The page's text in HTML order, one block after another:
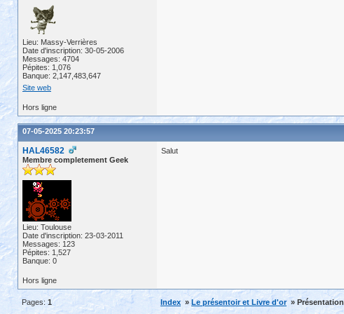
Lieu: Massy-Verrières
Date d'inscription: 30-05-2006
Messages: 4704
Pépites: 1,076
Banque: 2,147,483,647
Site web
Hors ligne
07-05-2025 20:23:57
HAL46582
Membre completement Geek
Lieu: Toulouse
Date d'inscription: 23-03-2011
Messages: 123
Pépites: 1,527
Banque: 0
Salut
Hors ligne
Pages: 1 Index »Le présentoir et Livre d'or » Présentation